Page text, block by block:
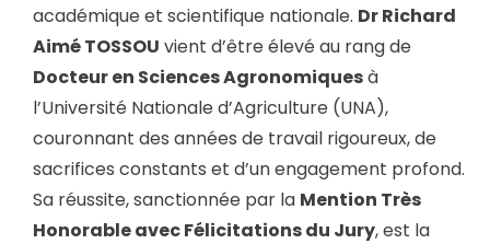
académique et scientifique nationale. Dr Richard
Aimé TOSSOU vient d’être élevé au rang de
Docteur en Sciences Agronomiquesà
l’Université Nationale d’Agriculture (UNA),
couronnant des années de travail rigoureux, de
sacrifices constants et d’un engagement profond.
Sa réussite, sanctionnée par la Mention Très
Honorable avec Félicitations du Jury, est la